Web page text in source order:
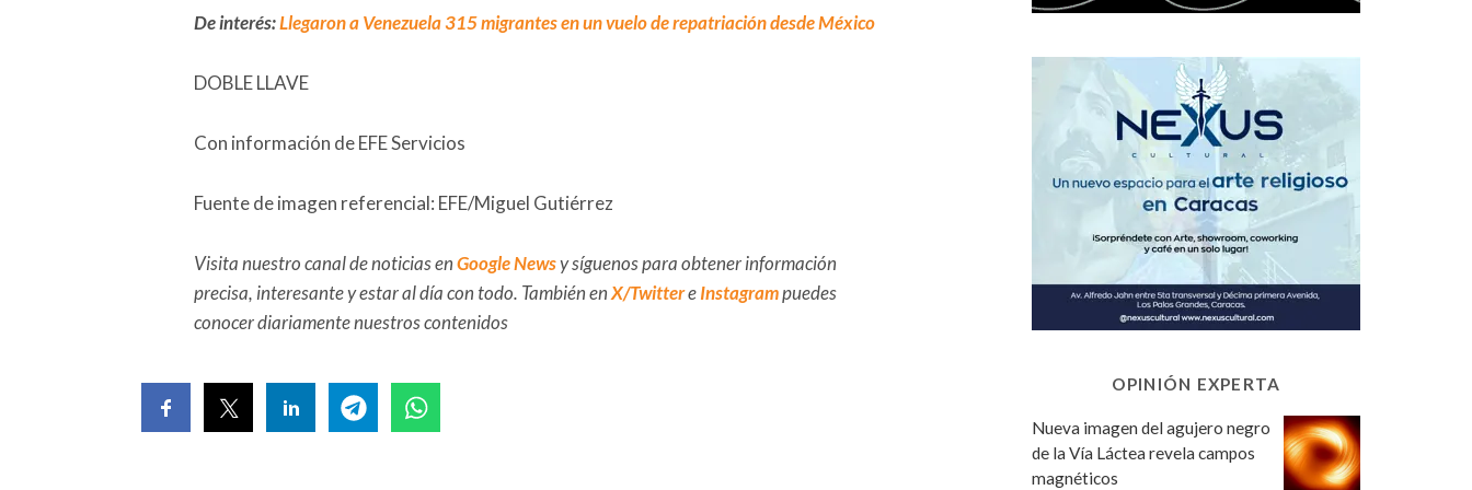
De interés:Llegaron a Venezuela 315 migrantes en un vuelo de repatriación desde México
DOBLE LLAVE
Con información de EFE Servicios
Fuente de imagen referencial: EFE/Miguel Gutiérrez
Visita nuestro canal de noticias enGoogle Newsy síguenos para obtener información
precisa, interesante y estar al día con todo. También enX/TwittereInstagrampuedes
conocer diariamente nuestros contenidos
OPINIÓN EXPERTA
Nueva imagen del agujero negro
de la Vía Láctea revela campos
magnéticos